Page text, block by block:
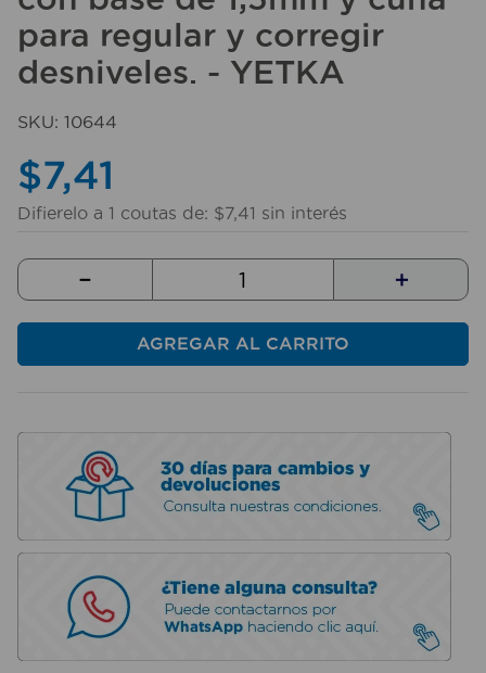
para regular y corregir
desniveles. - YETKA
SKU: 10644
$7,41
Difierelo a 1 coutas de: $7,41 sin interés
＋
－
AGREGAR AL CARRITO
9.
fregadero
10 . taladro